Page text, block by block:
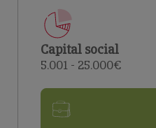
Capital social
5.001 - 25.000€